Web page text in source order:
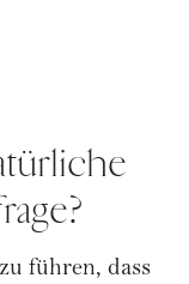
führen, dass